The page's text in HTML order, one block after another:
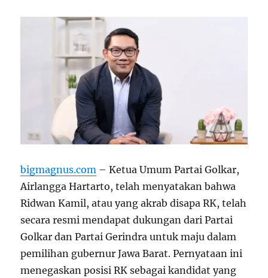
bigmagnus.com – Ketua Umum Partai Golkar,
Airlangga Hartarto, telah menyatakan bahwa
Ridwan Kamil, atau yang akrab disapa RK, telah
secara resmi mendapat dukungan dari Partai
Golkar dan Partai Gerindra untuk maju dalam
pemilihan gubernur Jawa Barat. Pernyataan ini
menegaskan posisi RK sebagai kandidat yang